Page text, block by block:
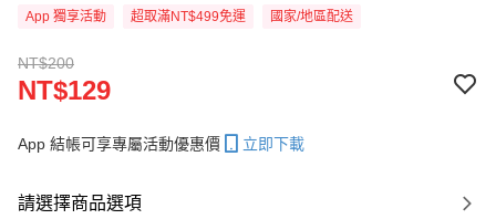
App 獨享活動 超取滿NT$499免運 國家/地區配送
NT$200
NT$129
App 結帳可享專屬活動優惠價 立即下載
請選擇商品選項